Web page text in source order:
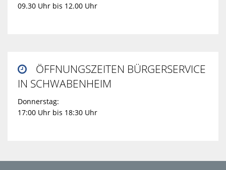
09.30 Uhr bis 12.00 Uhr

ÖFFNUNGSZEITEN BÜRGERSERVICE
IN SCHWABENHEIM
Donnerstag:
17:00 Uhr bis 18:30 Uhr